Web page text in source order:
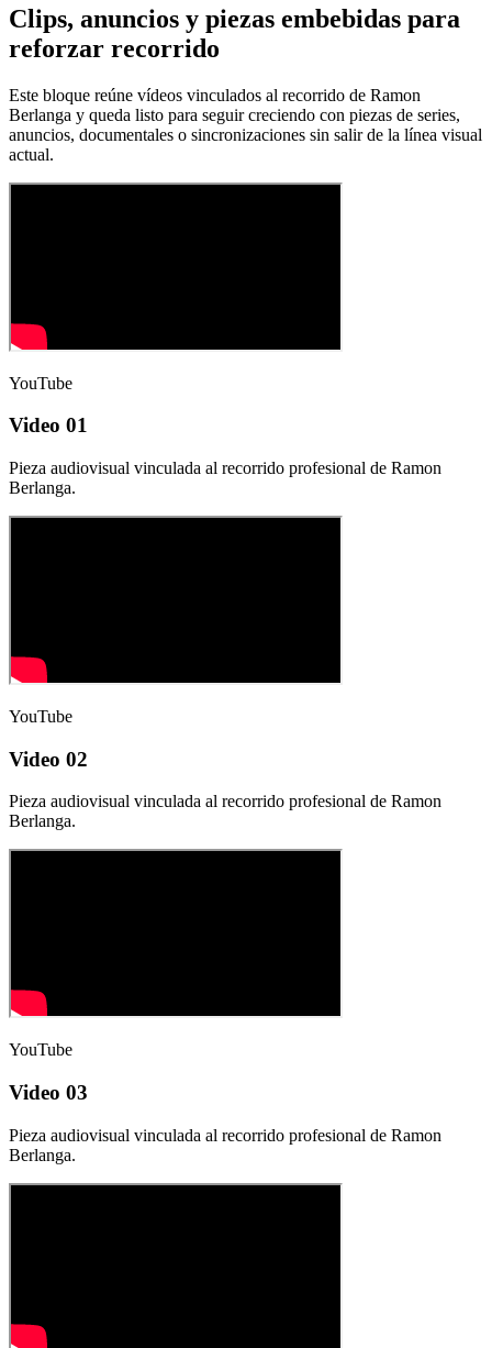
Clips, anuncios y piezas embebidas para
reforzar recorrido
Este bloque reúne vídeos vinculados al recorrido de Ramon
Berlanga y queda listo para seguir creciendo con piezas de series,
anuncios, documentales o sincronizaciones sin salir de la línea visual
actual.
YouTube
Video 01
Pieza audiovisual vinculada al recorrido profesional de Ramon
Berlanga.
YouTube
Video 02
Pieza audiovisual vinculada al recorrido profesional de Ramon
Berlanga.
YouTube
Video 03
Pieza audiovisual vinculada al recorrido profesional de Ramon
Berlanga.